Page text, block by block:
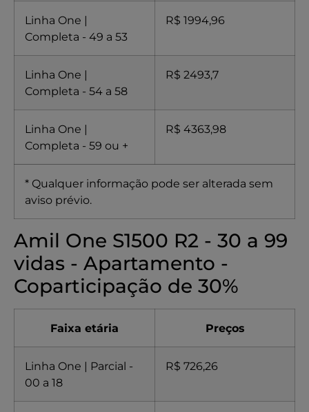
Linha One |
Completa - 49 a 53
R$ 1994,96
Linha One |
Completa - 54 a 58
R$ 2493,7
Linha One |
Completa - 59 ou +
R$ 4363,98
* Qualquer informação pode ser alterada sem
aviso prévio.
Amil One S1500 R2 - 30 a 99
vidas - Apartamento -
Coparticipação de 30%
Faixa etária Preços
Linha One | Parcial -
00 a 18
R$ 726,26